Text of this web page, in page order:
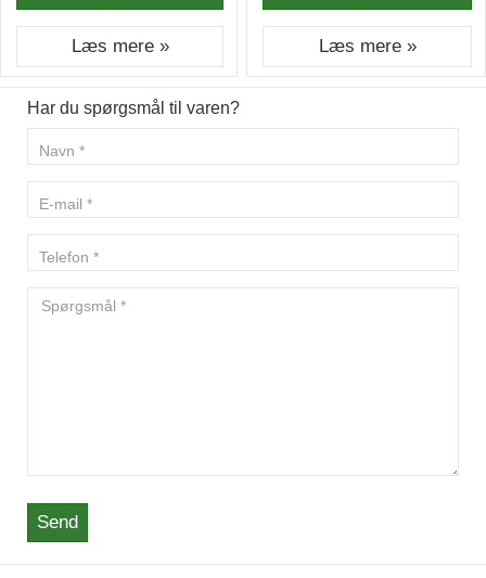
Læs mere » Læs mere »
Har du spørgsmål til varen?
Send